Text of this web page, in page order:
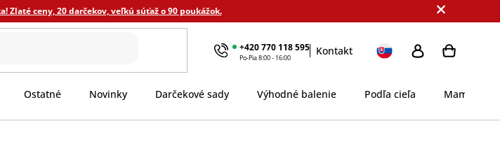
Zlaté ceny, 20 darčekov, veľkú súťaž o 90 poukážok.
+420 770 118 595
Po-Pia 8:00 - 16:00
Kontakt
Ostatné Novinky Darčekové sady Výhodné balenie Podľa cieľa